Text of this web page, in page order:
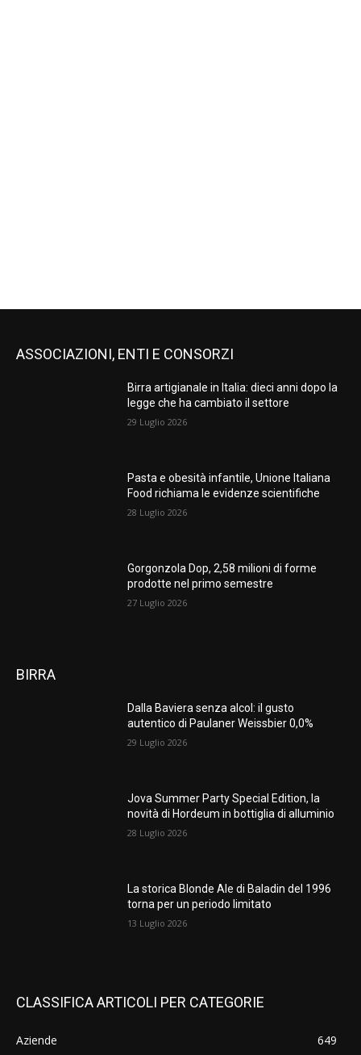
ASSOCIAZIONI, ENTI E CONSORZI
Birra artigianale in Italia: dieci anni dopo la
legge che ha cambiato il settore
29 Luglio 2026
Pasta e obesità infantile, Unione Italiana
Food richiama le evidenze scientifiche
28 Luglio 2026
Gorgonzola Dop, 2,58 milioni di forme
prodotte nel primo semestre
27 Luglio 2026
BIRRA
Dalla Baviera senza alcol: il gusto
autentico di Paulaner Weissbier 0,0%
29 Luglio 2026
Jova Summer Party Special Edition, la
novità di Hordeum in bottiglia di alluminio
28 Luglio 2026
La storica Blonde Ale di Baladin del 1996
torna per un periodo limitato
13 Luglio 2026
CLASSIFICA ARTICOLI PER CATEGORIE
Aziende
649